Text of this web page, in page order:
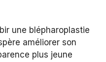
une blépharoplastie
améliorer son
plus jeune